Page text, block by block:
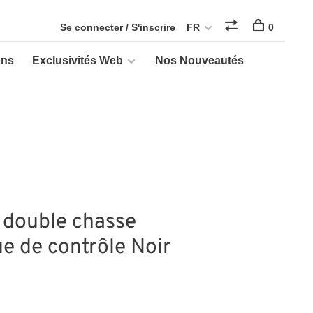
Exclusivités Web Nos Nouveautés
Se connecter / S'inscrire FR 0
chasse
de contrôle Noir